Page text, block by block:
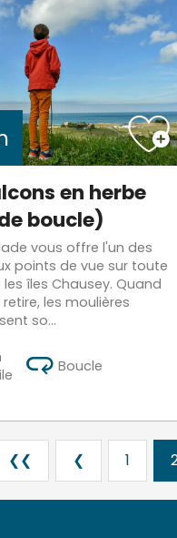
en herbe
boucle)
vous offre l'un des
points de vue sur toute
îles Chausey. Quand
les moulières
so...
Boucle
❮❮ ❮ 1